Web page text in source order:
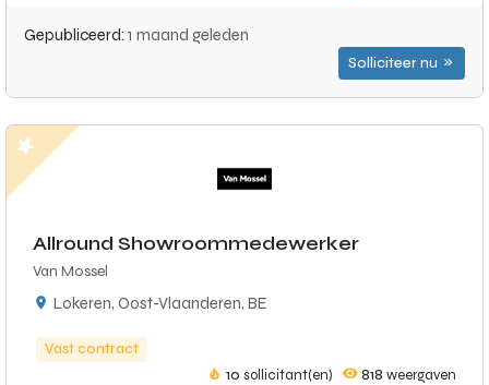
Gepubliceerd: 1 maand geleden
Solliciteer nu
Allround Showroommedewerker
Van Mossel
Lokeren, Oost-Vlaanderen, BE
Vast contract
10 sollicitant(en) 818 weergaven